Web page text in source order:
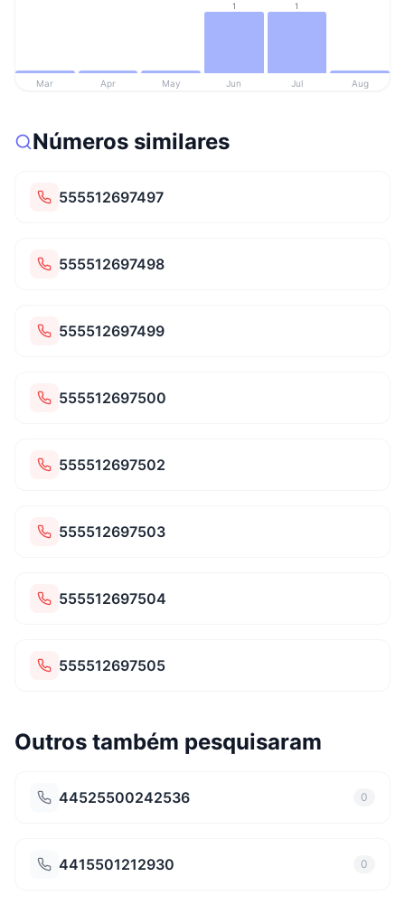
1 1
Mar Apr May Jun Jul Aug
Números similares
555512697497
555512697498
555512697499
555512697500
555512697502
555512697503
555512697504
555512697505
Outros também pesquisaram
44525500242536 0
4415501212930 0